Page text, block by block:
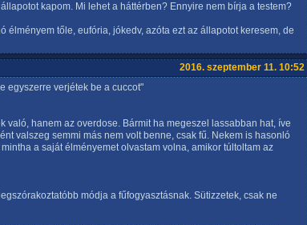
kapom. Mi lehet a háttérben? Ennyire nem bírja a testem?
élményem tőle, eufória, jókedv, azóta ezt az állapotot keresem, de
2016. szeptember 11. 10:52
egyszerre verjétek be a cuccot"
való, hanem az overdose. Bármit ha megeszel lassabban hat, íve
valszeg semmi más nem volt benne, csak fű. Nekem is hasonló
a saját élményemet olvastam volna, amikor túltoltam az
módja a fűfogyasztásnak. Sütizzetek, csak ne